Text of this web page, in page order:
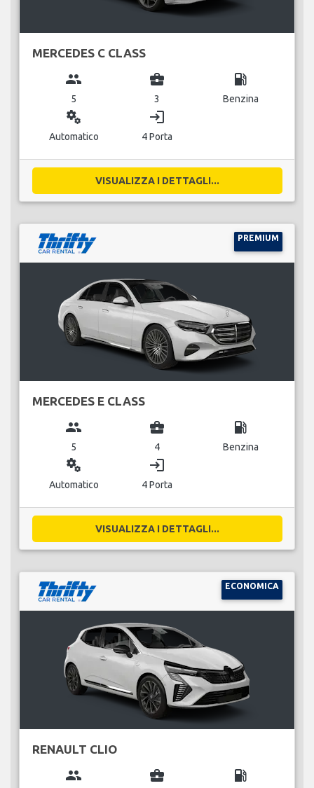
MERCEDES C CLASS
group
5
business_center
3
local_gas_station
Benzina
miscellaneous_services
Automatico
login
4 Porta
VISUALIZZA I DETTAGLI...
PREMIUM
MERCEDES E CLASS
group
5
business_center
4
local_gas_station
Benzina
miscellaneous_services
Automatico
login
4 Porta
VISUALIZZA I DETTAGLI...
ECONOMICA
RENAULT CLIO
group business_center local_gas_station